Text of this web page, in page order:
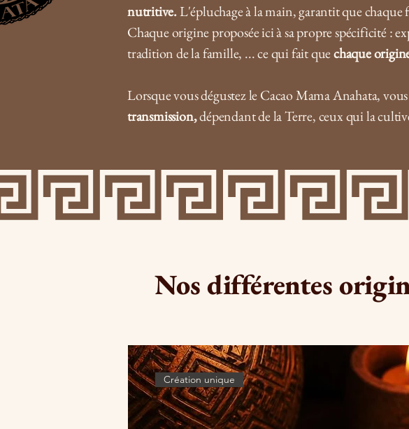
nutritive.L'épluchage à la main, garantit que chaque
Chaque origine proposée ici à sa propre spécificité :
tradition de la famille, ... ce qui fait quechaque
Lorsque vous dégustez le Cacao Mama Anahata,
transmission,dépendant de la Terre, ceux qui la
Nos différentes
Création unique